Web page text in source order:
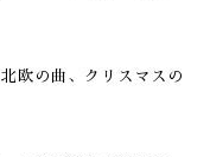
欧の曲、クリスマスの